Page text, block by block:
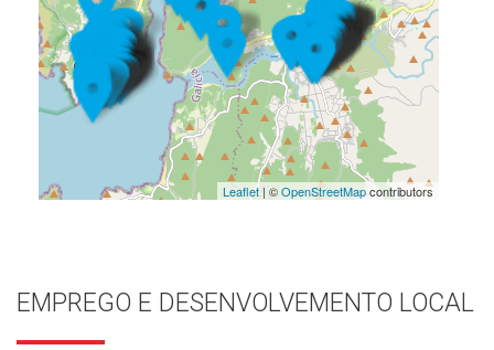
Leaflet| ©OpenStreetMapcontributors
EMPREGO E DESENVOLVEMENTO LOCAL